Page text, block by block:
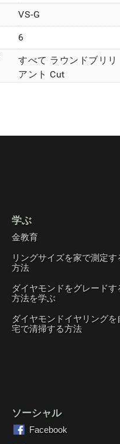
VS-G
6
すべて ラウンドブリリ
アント Cut
学ぶ
金教育
リングサイズを家で測定す
方法
ダイヤモンドをグレードす
方法を学ぶ
ダイヤモンドイヤリングを
宅で清掃する方法
ソーシャル
Facebook